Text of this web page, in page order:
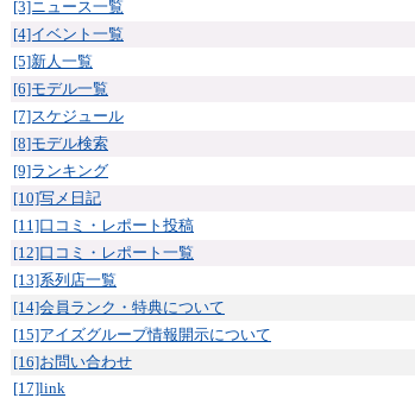
[3]ニュース一覧
[4]イベント一覧
[5]新人一覧
[6]モデル一覧
[7]スケジュール
[8]モデル検索
[9]ランキング
[10]写メ日記
[11]口コミ・レポート投稿
[12]口コミ・レポート一覧
[13]系列店一覧
[14]会員ランク・特典について
[15]アイズグループ情報開示について
[16]お問い合わせ
[17]link